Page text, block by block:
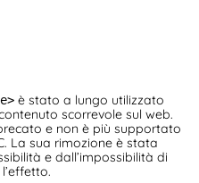
è stato a lungo utilizzato
scorrevole sul web.
e non è più supportato
La sua rimozione è stata
e dall’impossibilità di